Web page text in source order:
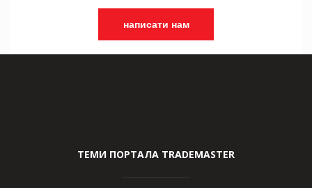
написати нам
ТЕМИ ПОРТАЛА TRADEMASTER